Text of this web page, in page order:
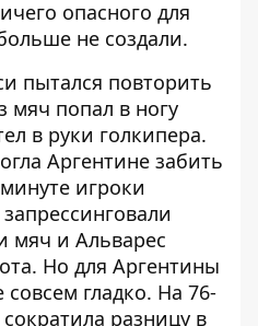
опасного для
не создали.
пытался повторить
мяч попал в ногу
в руки голкипера.
Аргентине забить
игроки
мяч и Альварес
Но для Аргентины
совсем гладко. На 76-
разницу в